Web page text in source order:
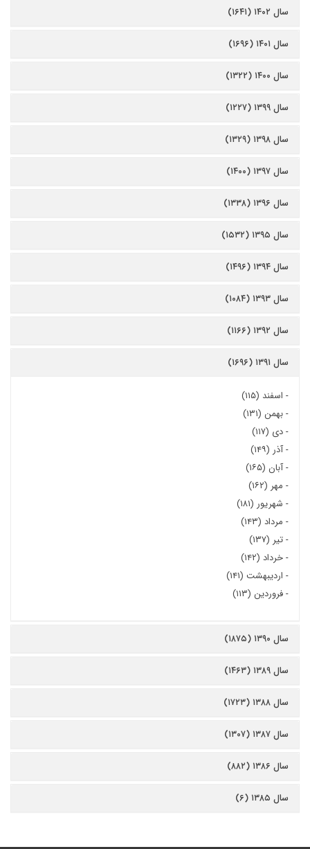
سال ۱۴۰۲ (۱۶۴۱)
سال ۱۴۰۱ (۱۶۹۶)
سال ۱۴۰۰ (۱۳۲۲)
سال ۱۳۹۹ (۱۲۲۷)
سال ۱۳۹۸ (۱۳۲۹)
سال ۱۳۹۷ (۱۴۰۰)
سال ۱۳۹۶ (۱۳۳۸)
سال ۱۳۹۵ (۱۵۳۲)
سال ۱۳۹۴ (۱۴۹۶)
سال ۱۳۹۳ (۱۰۸۴)
سال ۱۳۹۲ (۱۱۶۶)
سال ۱۳۹۱ (۱۶۹۶)
- اسفند (۱۱۵)
-بهمن (۱۳۱)
-دی (۱۱۷)
-آذر (۱۴۹)
-آبان (۱۶۵)
- مهر (۱۶۲)
- شهریور (۱۸۱)
- مرداد (۱۴۳)
-تیر (۱۳۷)
-خرداد (۱۴۲)
- اردیبهشت (۱۴۱)
-فروردین (۱۱۳)
سال ۱۳۹۰ (۱۸۷۵)
سال ۱۳۸۹ (۱۴۶۳)
سال ۱۳۸۸ (۱۷۲۳)
سال ۱۳۸۷ (۱۳۰۷)
سال ۱۳۸۶ (۸۸۲)
سال ۱۳۸۵ (۶)